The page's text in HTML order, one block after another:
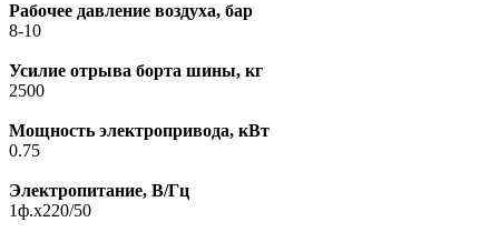
Рабочее давление воздуха, бар
8-10
Усилие отрыва борта шины, кг
2500
Мощность электропривода, кВт
0.75
Электропитание, B/Гц
1ф.х220/50